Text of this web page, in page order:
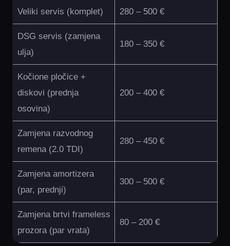
Veliki servis (komplet) 280 – 500 €
DSG servis (zamjena
ulja)
180 – 350 €
Kočione pločice +
diskovi (prednja
osovina)
200 – 400 €
Zamjena razvodnog
remena (2.0 TDI)
280 – 450 €
Zamjena amortizera
(par, prednji)
300 – 500 €
Zamjena brtvi frameless
prozora (par vrata)
80 – 200 €